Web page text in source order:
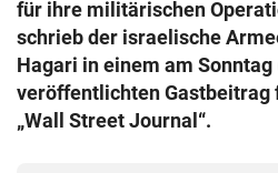
für ihre militärischen
schrieb der israelische
Hagari in einem am
veröffentlichten Gastbeitrag
„Wall Street Journal“.